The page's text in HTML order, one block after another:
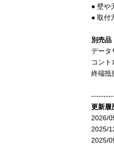
● 壁や
● 取付
別売品
データ
コント
終端
更新履
2026/
2025/
2025/